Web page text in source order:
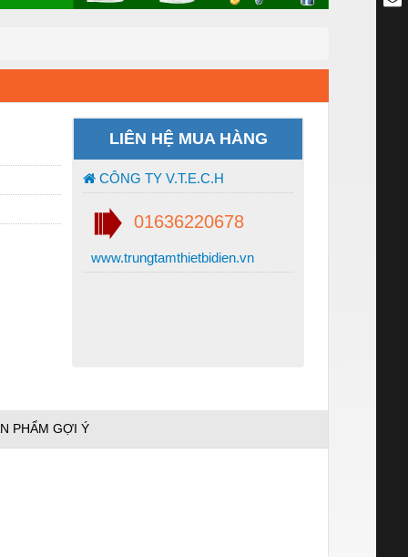
LIÊN HỆ MUA HÀNG
CÔNG TY V.T.E.C.H
01636220678
www.trungtamthietbidien.vn
PHẨM GỢI Ý